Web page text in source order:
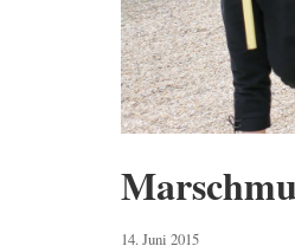
14. Juni 20156.